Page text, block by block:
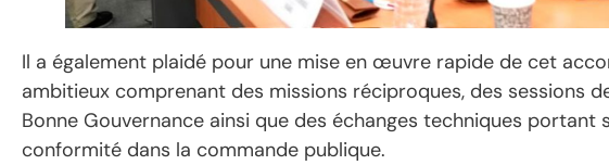
Il a également plaidé pour une mise en œuvre rapide de cet
ambitieux comprenant des missions réciproques, des sessions
Bonne Gouvernance ainsi que des échanges techniques portant
conformité dans la commande publique.